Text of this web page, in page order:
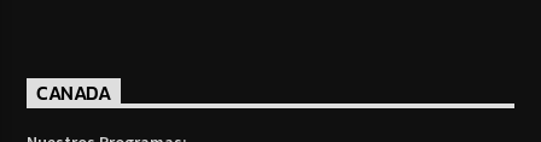
CANADA